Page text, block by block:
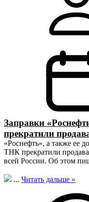
Заправки
прекратили
«Роснефть», а также ее
ТНК прекратили
всей России. Об этом
... Читать дальше »